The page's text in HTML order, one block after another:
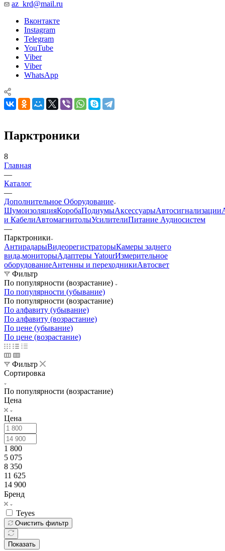
az_krd@mail.ru
Вконтакте
Instagram
Telegram
YouTube
Viber
Viber
WhatsApp
Парктроники
8
Главная
—
Каталог
—
Дополнительное Оборудование
ШумоизоляцияКоробаПодиумыАксессуарыАвтосигнализации
и КабелиАвтомагнитолыУсилителиПитание Аудиосистем
—
Парктроники
АнтирадарыВидеорегистраторыКамеры заднего
вида,мониторыАдаптеры YatourИзмерительное
оборудованиеАнтенны и переходникиАвтосвет
Фильтр
По популярности (возрастание)
По популярности (убывание)
По популярности (возрастание)
По алфавиту (убывание)
По алфавиту (возрастание)
По цене (убывание)
По цене (возрастание)
Фильтр
Сортировка
По популярности (возрастание)
Цена
Цена
1 800
5 075
8 350
11 625
14 900
Бренд
Teyes
Очистить фильтр
Показать